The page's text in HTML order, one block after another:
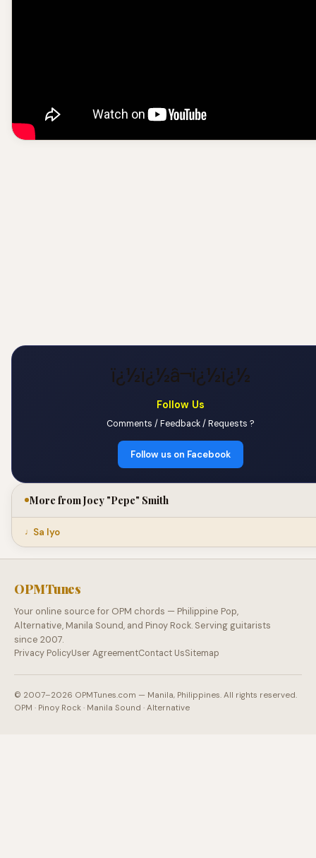
ï¿½ï¿½â¬ï¿½ï¿½
Follow Us
Comments / Feedback / Requests ?
Follow us on Facebook
More from Joey "Pepe" Smith
Sa Iyo
OPMTunes
Your online source for OPM chords — Philippine Pop,
Alternative, Manila Sound, and Pinoy Rock. Serving guitarists
since 2007.
Privacy PolicyUser AgreementContact UsSitemap
© 2007–2026 OPMTunes.com — Manila, Philippines. All rights reserved.
OPM · Pinoy Rock · Manila Sound · Alternative